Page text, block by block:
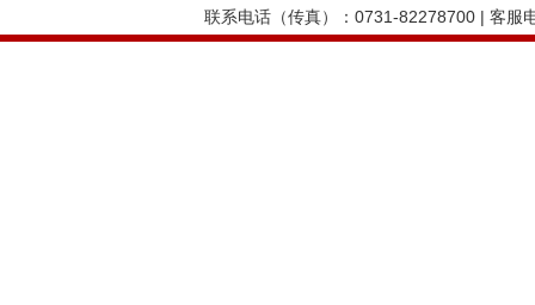
联系电话（传真）：0731-82278700 | 客服